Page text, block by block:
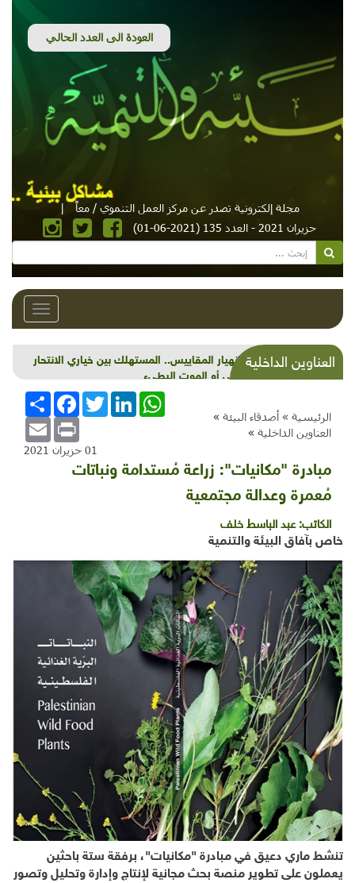
مجلة إلكترونية تصدر عن مركز العمل التنموي / معاً
|
حزيران 2021 - العدد 135 (2021-06-01)
Toggle
العناوين الداخليةبعد انهيار المقاييس.. المستهلك بين خياري الانتحار
الجماعي أو الموت البطيء
الرئيسية » أصدقاء البيئة »
العناوين الداخلية »
انشر
FacebookTwitterLinkedInWhatsApp
Email Print
01 حزيران 2021
مبادرة "مكانيات": زراعة مُستدامة ونباتات
مُعمرة وعدالة مجتمعية
الكاتب:عبد الباسط خلف
خاص بآفاق البيئة والتنمية
تنشط ماري دعيق في مبادرة "مكانيات"، برفقة ستة باحثين
يعملون على تطوير منصة بحث مجانية لإنتاج وإدارة وتحليل وتصور